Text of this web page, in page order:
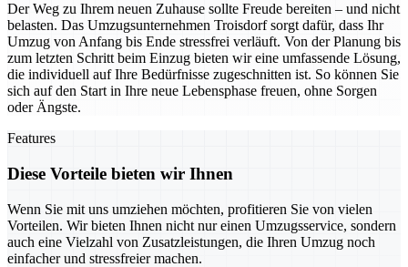
Der Weg zu Ihrem neuen Zuhause sollte Freude bereiten – und nicht
belasten. Das Umzugsunternehmen Troisdorf sorgt dafür, dass Ihr
Umzug von Anfang bis Ende stressfrei verläuft. Von der Planung bis
zum letzten Schritt beim Einzug bieten wir eine umfassende Lösung,
die individuell auf Ihre Bedürfnisse zugeschnitten ist. So können Sie
sich auf den Start in Ihre neue Lebensphase freuen, ohne Sorgen
oder Ängste.
Features
Diese Vorteile bieten wir Ihnen
Wenn Sie mit uns umziehen möchten, profitieren Sie von vielen
Vorteilen. Wir bieten Ihnen nicht nur einen Umzugsservice, sondern
auch eine Vielzahl von Zusatzleistungen, die Ihren Umzug noch
einfacher und stressfreier machen.